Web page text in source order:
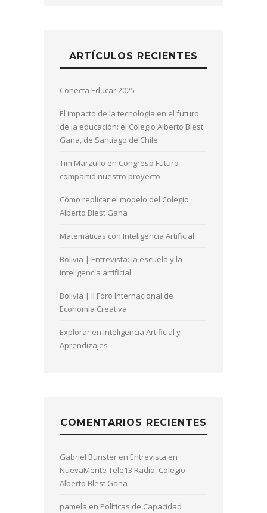
ARTÍCULOS RECIENTES
Conecta Educar 2025
El impacto de la tecnología en el futuro
de la educación: el Colegio Alberto Blest
Gana, de Santiago de Chile
Tim Marzullo en Congreso Futuro
compartió nuestro proyecto
Cómo replicar el modelo del Colegio
Alberto Blest Gana
Matemáticas con Inteligencia Artificial
Bolivia | Entrevista: la escuela y la
inteligencia artificial
Bolivia | II Foro Internacional de
Economía Creativa
Explorar en Inteligencia Artificial y
Aprendizajes
COMENTARIOS RECIENTES
Gabriel Bunster en Entrevista en
NuevaMente Tele13 Radio: Colegio
Alberto Blest Gana
pamela en Políticas de Capacidad